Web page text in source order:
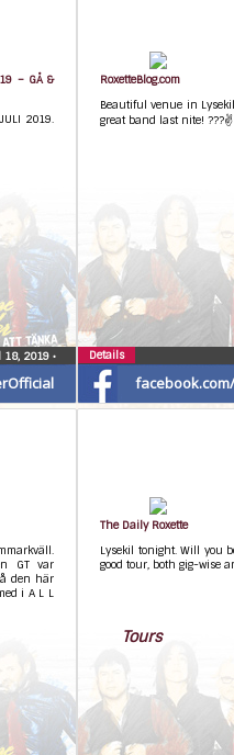
– GÅ &
2019.
18, 2019 •
RoxetteBlog.com
Beautiful venue in
great band last nite! ???✌
Details
GT var
den här
i A L L
The Daily Roxette
Lysekil tonight. Will you
good tour, both gig-wise
Tours